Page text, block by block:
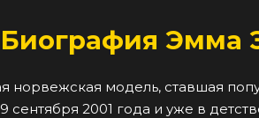
Биография Эмма
модель, ставшая
2001 года и уже в